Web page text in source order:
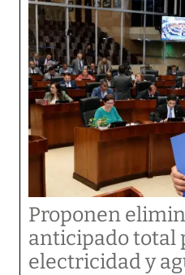
Proponen
anticipado total
electricidad y